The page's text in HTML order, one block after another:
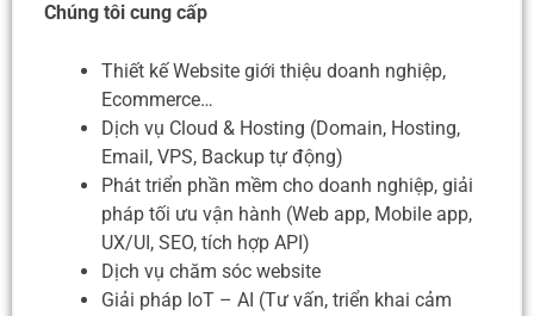
Chúng tôi cung cấp
Thiết kế Website giới thiệu doanh nghiệp,
Ecommerce…
Dịch vụ Cloud & Hosting (Domain, Hosting,
Email, VPS, Backup tự động)
Phát triển phần mềm cho doanh nghiệp, giải
pháp tối ưu vận hành (Web app, Mobile app,
UX/UI, SEO, tích hợp API)
Dịch vụ chăm sóc website
Giải pháp IoT – AI (Tư vấn, triển khai cảm